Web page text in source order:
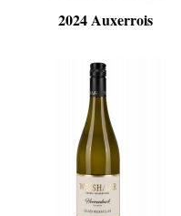
2024 Auxerrois